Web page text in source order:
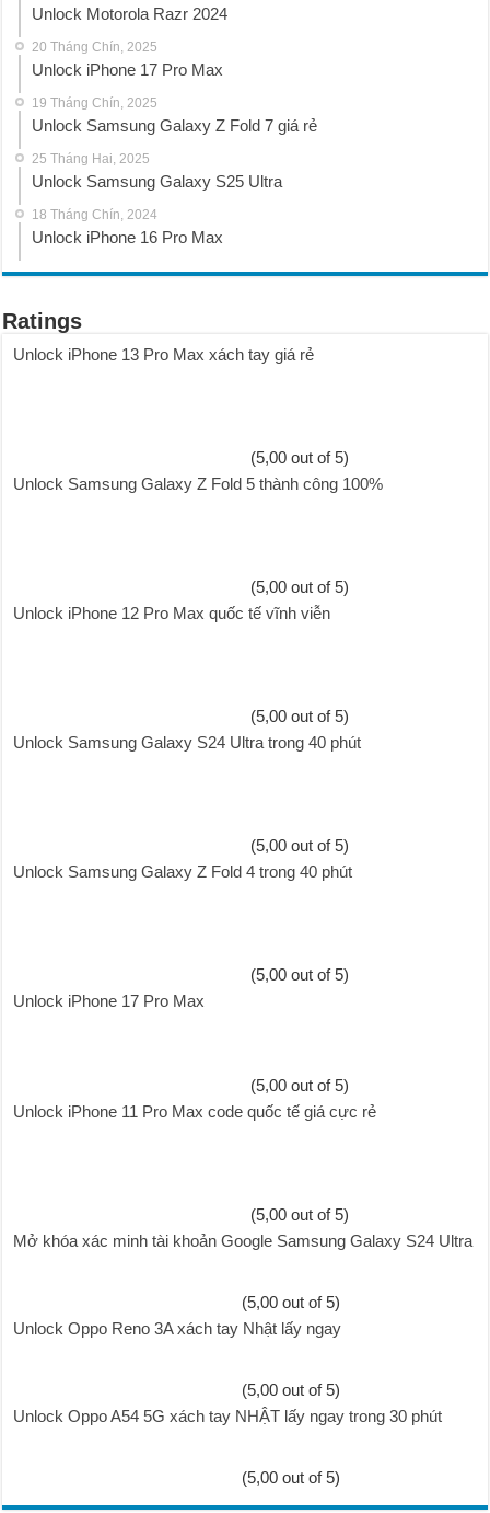
Unlock Motorola Razr 2024
20 Tháng Chín, 2025
Unlock iPhone 17 Pro Max
19 Tháng Chín, 2025
Unlock Samsung Galaxy Z Fold 7 giá rẻ
25 Tháng Hai, 2025
Unlock Samsung Galaxy S25 Ultra
18 Tháng Chín, 2024
Unlock iPhone 16 Pro Max
Ratings
Unlock iPhone 13 Pro Max xách tay giá rẻ
(5,00 out of 5)
Unlock Samsung Galaxy Z Fold 5 thành công 100%
(5,00 out of 5)
Unlock iPhone 12 Pro Max quốc tế vĩnh viễn
(5,00 out of 5)
Unlock Samsung Galaxy S24 Ultra trong 40 phút
(5,00 out of 5)
Unlock Samsung Galaxy Z Fold 4 trong 40 phút
(5,00 out of 5)
Unlock iPhone 17 Pro Max
(5,00 out of 5)
Unlock iPhone 11 Pro Max code quốc tế giá cực rẻ
(5,00 out of 5)
Mở khóa xác minh tài khoản Google Samsung Galaxy S24 Ultra
(5,00 out of 5)
Unlock Oppo Reno 3A xách tay Nhật lấy ngay
(5,00 out of 5)
Unlock Oppo A54 5G xách tay NHẬT lấy ngay trong 30 phút
(5,00 out of 5)